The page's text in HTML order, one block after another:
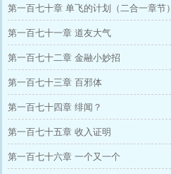
第一百七十章 单飞的计划（二合一章节）
第一百七十一章 道友大气
第一百七十二章 金融小妙招
第一百七十三章 百邪体
第一百七十四章 绯闻？
第一百七十五章 收入证明
第一百七十六章 一个又一个